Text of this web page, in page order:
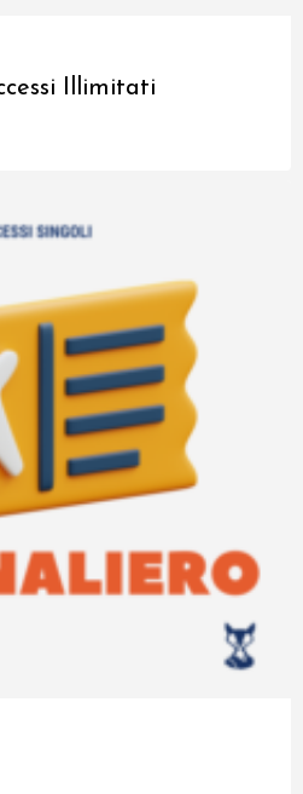
Illimitati
Negozio
Pass Studio
Stampa
FAQ